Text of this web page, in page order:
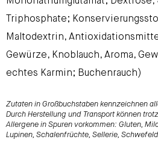
Triphosphate;
Maltodextrin,
Gewürze, Knoblauch, Aroma,
echtes Karmin; Buchenrauch)
Zutaten in Großbuchstaben kennzeichnen
Durch Herstellung und Transport können
Allergene in Spuren vorkommen: Gluten,
Lupinen, Schalenfrüchte, Sellerie,